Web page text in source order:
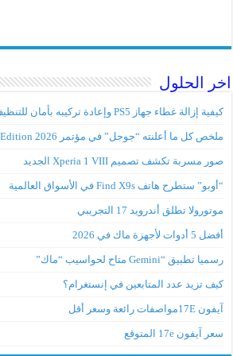
اخر الحلول
كيفية إزالة غطاء جهاز PS5 وإعادة تركيبه بأمان للتنظيف والتحديثات
ملخص كل ما أعلنته “جوجل” في مؤتمر Android Show I/O Edition 2026
صور مسربة تكشف تصميم Xperia 1 VIII الجديد
“أوبو” ستطرح هاتف Find X9s في الأسواق العالمية
موتورولا تطلق أندرويد 17 التجريبي
أفضل 5 أدوات لأجهزة ماك في 2026
رسميا تطبيق “Gemini متاح لحواسيب “ماك”
كيف تزيد عدد المتابعين في إنستغرام؟
آيفون 17Eمواصفات رائعة وسعر أقل
سعر آيفون 17e المتوقع